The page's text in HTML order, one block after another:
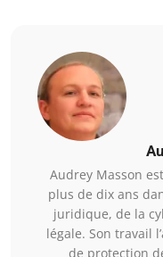
Audrey Masson
plus de dix ans
juridique, de la
légale. Son travail
de protection